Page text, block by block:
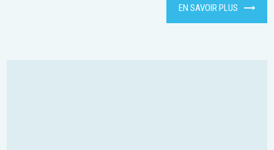
EN SAVOIR PLUS